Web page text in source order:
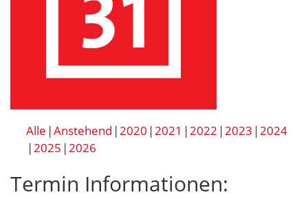
Alle Anstehend 2020 2021 2022 2023 2024
2025 2026
Termin Informationen: